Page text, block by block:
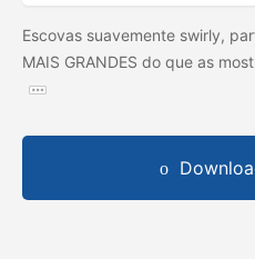
Escovas suavemente swirly,
MAIS GRANDES do que as